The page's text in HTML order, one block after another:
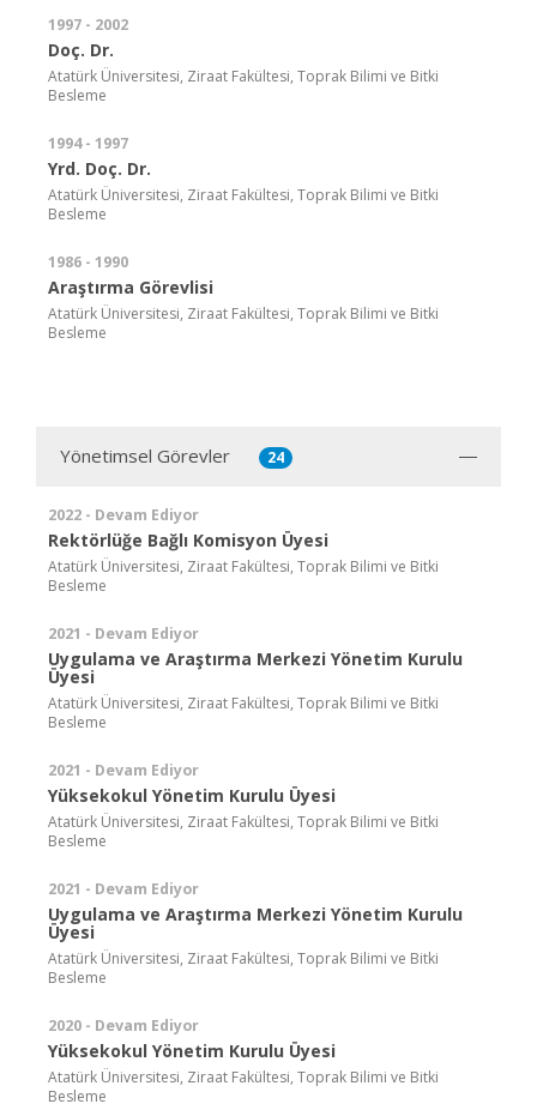
1997 - 2002
Doç. Dr.
Atatürk Üniversitesi, Ziraat Fakültesi, Toprak Bilimi ve Bitki
Besleme
1994 - 1997
Yrd. Doç. Dr.
Atatürk Üniversitesi, Ziraat Fakültesi, Toprak Bilimi ve Bitki
Besleme
1986 - 1990
Araştırma Görevlisi
Atatürk Üniversitesi, Ziraat Fakültesi, Toprak Bilimi ve Bitki
Besleme
Yönetimsel Görevler 24
2022 - Devam Ediyor
Rektörlüğe Bağlı Komisyon Üyesi
Atatürk Üniversitesi, Ziraat Fakültesi, Toprak Bilimi ve Bitki
Besleme
2021 - Devam Ediyor
Uygulama ve Araştırma Merkezi Yönetim Kurulu
Üyesi
Atatürk Üniversitesi, Ziraat Fakültesi, Toprak Bilimi ve Bitki
Besleme
2021 - Devam Ediyor
Yüksekokul Yönetim Kurulu Üyesi
Atatürk Üniversitesi, Ziraat Fakültesi, Toprak Bilimi ve Bitki
Besleme
2021 - Devam Ediyor
Uygulama ve Araştırma Merkezi Yönetim Kurulu
Üyesi
Atatürk Üniversitesi, Ziraat Fakültesi, Toprak Bilimi ve Bitki
Besleme
2020 - Devam Ediyor
Yüksekokul Yönetim Kurulu Üyesi
Atatürk Üniversitesi, Ziraat Fakültesi, Toprak Bilimi ve Bitki
Besleme